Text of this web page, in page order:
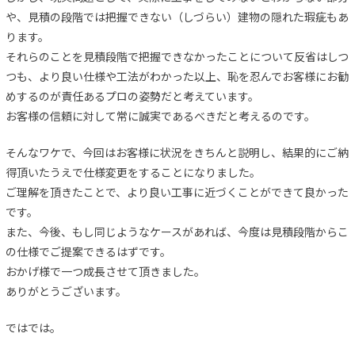
や、見積の段階では把握できない（しづらい）建物の隠れた瑕疵もあ
ります。
それらのことを見積段階で把握できなかったことについて反省はしつ
つも、より良い仕様や工法がわかった以上、恥を忍んでお客様にお勧
めするのが責任あるプロの姿勢だと考えています。
お客様の信頼に対して常に誠実であるべきだと考えるのです。
そんなワケで、今回はお客様に状況をきちんと説明し、結果的にご納
得頂いたうえで仕様変更をすることになりました。
ご理解を頂きたことで、より良い工事に近づくことができて良かった
です。
また、今後、もし同じようなケースがあれば、今度は見積段階からこ
の仕様でご提案できるはずです。
おかげ様で一つ成長させて頂きました。
ありがとうございます。
ではでは。